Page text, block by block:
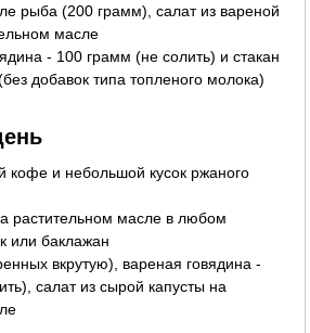
рыба (200 грамм), салат из вареной
масле
- 100 грамм (не солить) и стакан
добавок типа топленого молока)
кофе и небольшой кусок ржаного
растительном масле в любом
или баклажан
вкрутую), вареная говядина -
салат из сырой капусты на